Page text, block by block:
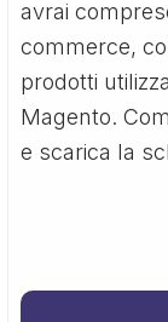
avrai
commerce,
prodotti
Magento.
e scarica la